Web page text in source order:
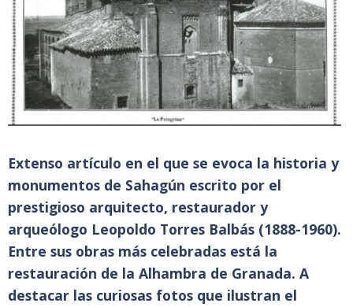
Extenso artículo en el que se evoca la historia y
monumentos de Sahagún escrito por el
prestigioso arquitecto, restaurador y
arqueólogo Leopoldo Torres Balbás (1888-1960).
Entre sus obras más celebradas está la
restauración de la Alhambra de Granada. A
destacar las curiosas fotos que ilustran el